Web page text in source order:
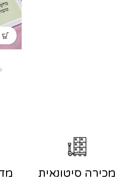
מכירה סיטונאית